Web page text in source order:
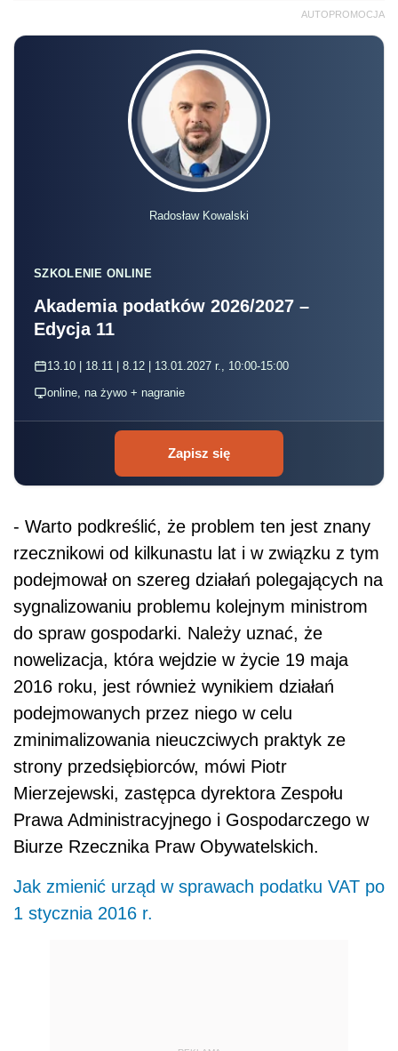
AUTOPROMOCJA
Radosław Kowalski
SZKOLENIE ONLINE
Akademia podatków 2026/2027 –
Edycja 11
13.10 | 18.11 | 8.12 | 13.01.2027 r., 10:00-15:00
online, na żywo + nagranie
Zapisz się
- Warto podkreślić, że problem ten jest znany
rzecznikowi od kilkunastu lat i w związku z tym
podejmował on szereg działań polegających na
sygnalizowaniu problemu kolejnym ministrom
do spraw gospodarki. Należy uznać, że
nowelizacja, która wejdzie w życie 19 maja
2016 roku, jest również wynikiem działań
podejmowanych przez niego w celu
zminimalizowania nieuczciwych praktyk ze
strony przedsiębiorców, mówi Piotr
Mierzejewski, zastępca dyrektora Zespołu
Prawa Administracyjnego i Gospodarczego w
Biurze Rzecznika Praw Obywatelskich.
Jak zmienić urząd w sprawach podatku VAT po
1 stycznia 2016 r.